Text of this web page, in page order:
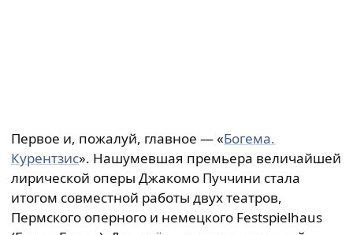
Первое и, пожалуй, главное — «Богема.
Курентзис». Нашумевшая премьера величайшей
лирической оперы Джакомо Пуччини стала
итогом совместной работы двух театров,
Пермского оперного и немецкого Festspielhaus